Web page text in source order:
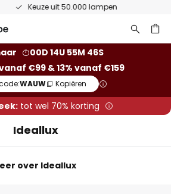
Keuze uit 50.000 lampen
00D 14U 55M 45S
vanaf €99 & 13% vanaf €159
WAUW Kopiëren
tot wel 70% korting
Ideallux
over Ideallux